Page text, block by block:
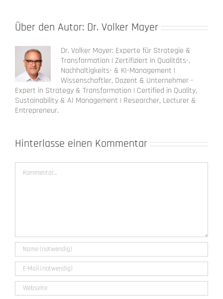
Über den Autor: Dr. Volker Mayer
Dr. Volker Mayer: Experte für Strategie &
Transformation | Zertifiziert in Qualitäts-,
Nachhaltigkeits- & KI-Management |
Wissenschaftler, Dozent & Unternehmer -
Expert in Strategy & Transformation | Certified in Quality,
Sustainability & AI Management | Researcher, Lecturer &
Entrepreneur.
Hinterlasse einen Kommentar